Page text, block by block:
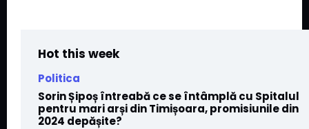
Hot this week
Politica
Sorin Șipoș întreabă ce se întâmplă cu Spitalul
pentru mari arși din Timișoara, promisiunile din
2024 depășite?